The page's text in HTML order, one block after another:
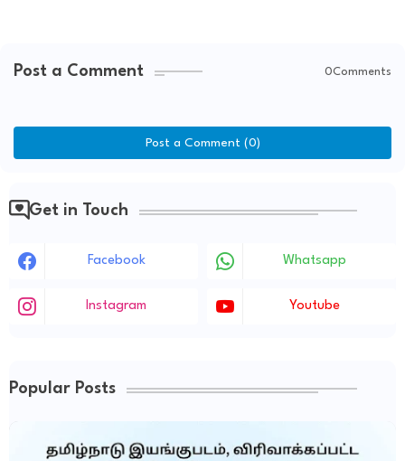
Post a Comment 0Comments
Post a Comment (0)
Get in Touch
Facebook Whatsapp
Instagram Youtube
Popular Posts